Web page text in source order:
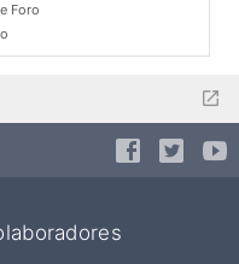
Foro